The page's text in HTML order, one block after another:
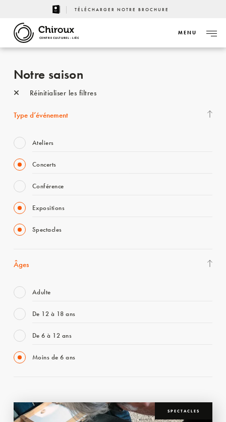
TÉLÉCHARGER NOTRE BROCHURE
CENTRE CULTUREL - LIÈGE
MENU
Notre saison
Réinitialiser les filtres
Type d’événement
Ateliers
Concerts
Conférence
Expositions
Spectacles
Âges
Adulte
De 12 à 18 ans
De 6 à 12 ans
Moins de 6 ans
SPECTACLES